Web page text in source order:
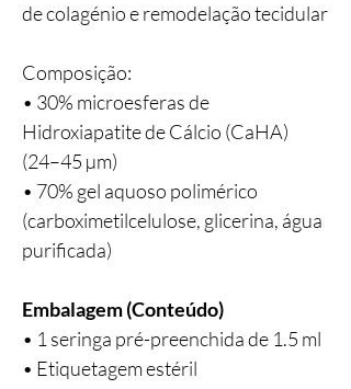
de colagénio e remodelação tecidular
Composição:
• 30% microesferas de
Hidroxiapatite de Cálcio (CaHA)
(24–45 µm)
• 70% gel aquoso polimérico
(carboximetilcelulose, glicerina, água
purificada)
Embalagem (Conteúdo)
• 1 seringa pré-preenchida de 1.5 ml
• Etiquetagem estéril